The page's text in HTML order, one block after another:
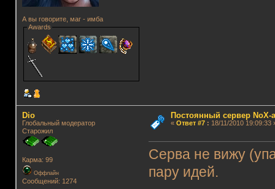
А вы говорите, маг - имба
Awards
Dio
Глобальный модератор
Старожил
Карма: 99
Оффлайн
Сообщений: 1274
Постоянный сервер NoX-а
« Ответ #7: 18/11/2010 19:09:33
Серва не вижу
пару идей.